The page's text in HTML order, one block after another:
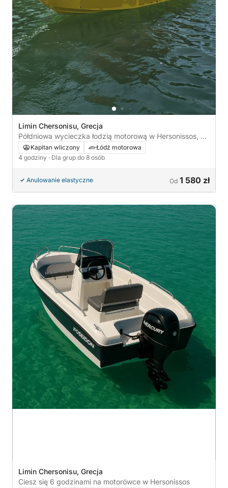
Limin Chersonisu, Grecja
Półdniowa wycieczka łodzią motorową w Hersonissos, do
wyboru samodzielnie lub z naszym profesjonalnym
sternikiem
Kapitan wliczony
Łódź motorowa
4 godziny · Dla grup do 8 osób
Anulowanie elastyczne Od 1 580 zł
Limin Chersonisu, Grecja
Ciesz się 6 godzinami na motorówce w Hersonissos